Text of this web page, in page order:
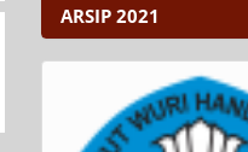
ARSIP 2021